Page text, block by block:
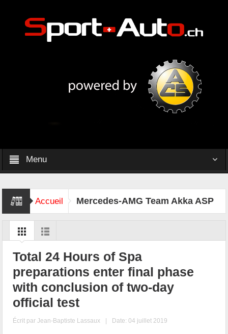
Menu
Accueil Mercedes-AMG Team Akka ASP
Total 24 Hours of Spa
preparations enter final phase
with conclusion of two-day
official test
Écrit parJean-Baptiste Lassaux | Date: 04 juillet 2019